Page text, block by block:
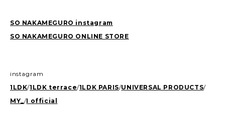
SO NAKAMEGURO instagram
SO NAKAMEGURO ONLINE STORE
instagram
1LDK/1LDK terrace/1LDK PARIS/UNIVERSAL PRODUCTS/
MY_/I official